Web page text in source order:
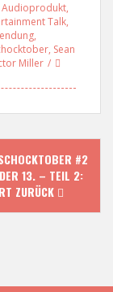
Audioprodukt,
Talk,
,
, Sean
Miller
#2
13. – TEIL 2:
ZURÜCK